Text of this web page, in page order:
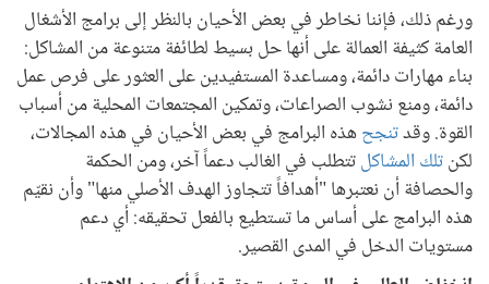
ورغم ذلك، فإننا نخاطر في بعض الأحيان بالنظر إلى برامج الأشغال
العامة كثيفة العمالة على أنها حل بسيط لطائفة متنوعة من المشاكل:
بناء مهارات دائمة، ومساعدة المستفيدين على العثور على فرص عمل
دائمة، ومنع نشوب الصراعات، وتمكين المجتمعات المحلية من أسباب
القوة. وقدتنجحهذه البرامج في بعض الأحيان في هذه المجالات،
لكنتلك المشاكلتتطلب في الغالب دعماً آخر، ومن الحكمة
والحصافة أن نعتبرها "أهدافاً تتجاوز الهدف الأصلي منها" وأن نقيّم
هذه البرامج على أساس ما تستطيع بالفعل تحقيقه: أي دعم
مستويات الدخل في المدى القصير.